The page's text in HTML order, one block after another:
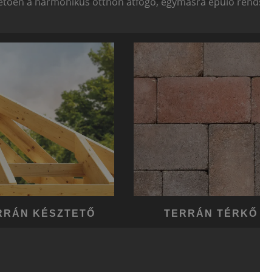
KÉSZTETŐ TERRÁN TÉRKŐ